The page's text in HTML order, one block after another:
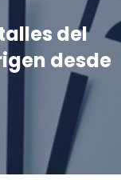
del
desde